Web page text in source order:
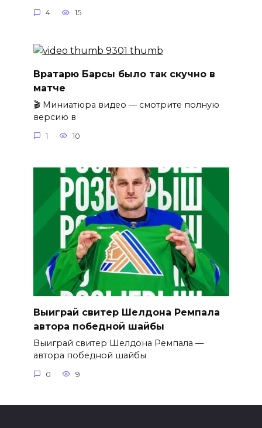
4 15
Вратарю Барсы было так скучно в
матче
🎬 Миниатюра видео — смотрите полную
версию в
1 10
Выиграй свитер Шелдона Ремпала
автора победной шайбы
Выиграй свитер Шелдона Ремпала —
автора победной шайбы
0 9